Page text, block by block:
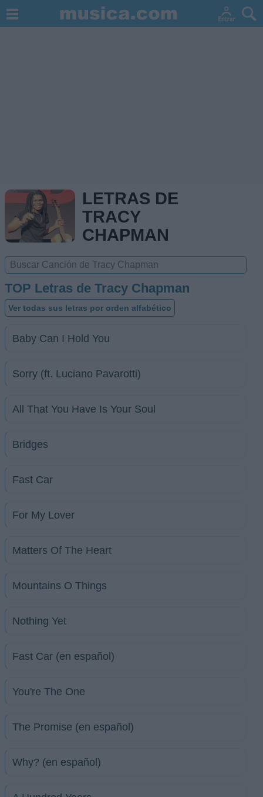
LETRAS DE
TRACY
CHAPMAN
TOP Letras de Tracy Chapman
Ver todas sus letras por orden alfabético
Baby Can I Hold You
Sorry (ft. Luciano Pavarotti)
All That You Have Is Your Soul
Bridges
Fast Car
For My Lover
Matters Of The Heart
Mountains O Things
Nothing Yet
Fast Car (en español)
You're The One
The Promise (en español)
Why? (en español)